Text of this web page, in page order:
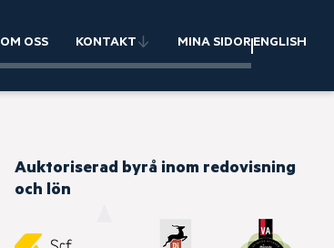
OM OSS KONTAKT MINA SIDOR ENGLISH
Auktoriserad byrå inom redovisning
och lön